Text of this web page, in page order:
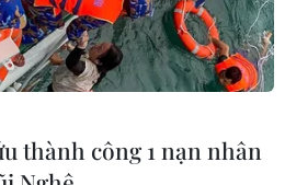
thành công 1 nạn nhân